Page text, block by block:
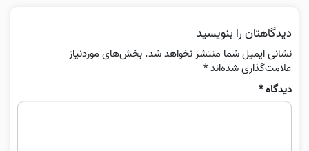
دیدگاهتان را بنویسید
نشانی ایمیل شما منتشر نخواهد شد. بخش‌های موردنیاز
علامت‌گذاری شده‌اند*
دیدگاه*